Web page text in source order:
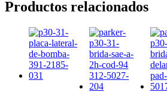
Productos relacionados